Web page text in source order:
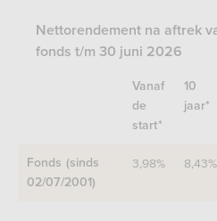
Nettorendement na aftrek
fonds t/m 30 juni 2026
Vanaf
de
start*
10
jaar*
Fonds (sinds
02/07/2001)
3,98% 8,43%